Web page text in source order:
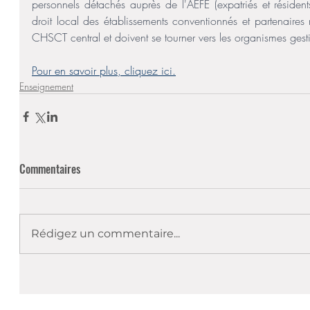
personnels détachés auprès de l'AEFE (expatriés et
droit local des établissements conventionnés et
CHSCT central et doivent se tourner vers les organismes
Pour en savoir plus, cliquez ici.
Enseignement
Commentaires
Rédigez un commentaire...